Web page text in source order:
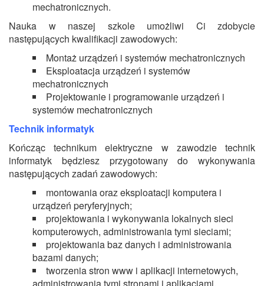
mechatronicznych.
Nauka w naszej szkole umożliwi Ci zdobycie
następujących kwalifikacji zawodowych:
Montaż urządzeń i systemów mechatronicznych
Eksploatacja urządzeń i systemów
mechatronicznych
Projektowanie i programowanie urządzeń i
systemów mechatronicznych
Technik informatyk
Kończąc technikum elektryczne w zawodzie technik
informatyk będziesz przygotowany do wykonywania
następujących zadań zawodowych:
montowania oraz eksploatacji komputera i
urządzeń peryferyjnych;
projektowania i wykonywania lokalnych sieci
komputerowych, administrowania tymi sieciami;
projektowania baz danych i administrowania
bazami danych;
tworzenia stron www i aplikacji internetowych,